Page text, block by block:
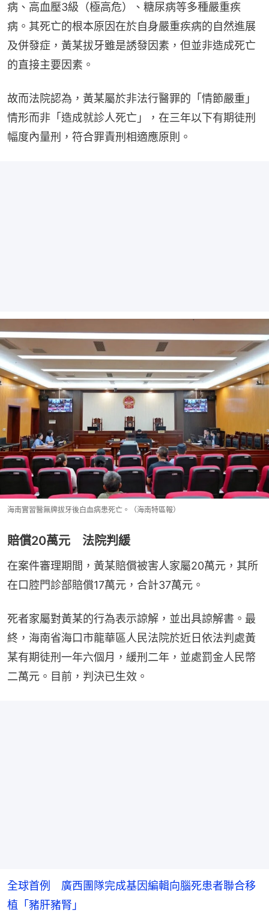
病、高血壓3級（極高危）、糖尿病等多種嚴重疾
病。其死亡的根本原因在於自身嚴重疾病的自然進展
及併發症，黃某拔牙雖是誘發因素，但並非造成死亡
的直接主要因素。
故而法院認為，黃某屬於非法行醫罪的「情節嚴重」
情形而非「造成就診人死亡」，在三年以下有期徒刑
幅度內量刑，符合罪責刑相適應原則。
海南實習醫無牌拔牙後白血病患死亡。（海南特區報）
賠償20萬元 法院判緩
在案件審理期間，黃某賠償被害人家屬20萬元，其所
在口腔門診部賠償17萬元，合計37萬元。
死者家屬對黃某的行為表示諒解，並出具諒解書。最
終，海南省海口市龍華區人民法院於近日依法判處黃
某有期徒刑一年六個月，緩刑二年，並處罰金人民幣
二萬元。目前，判決已生效。
全球首例 廣西團隊完成基因編輯向腦死患者聯合移
植「豬肝豬腎」